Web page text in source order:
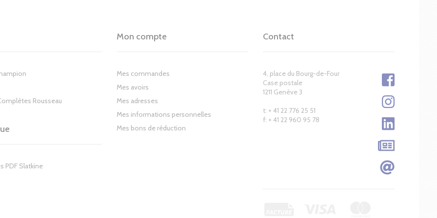
Rousseau
PDF Slatkine
Mon compte
Mes commandes
Mes avoirs
Mes adresses
Mes informations personnelles
Mes bons de réduction
Contact
4, place du Bourg-de-Four
Case postale
1211 Genève 3
t: + 41 22 776 25 51
f: + 41 22 960 95 78